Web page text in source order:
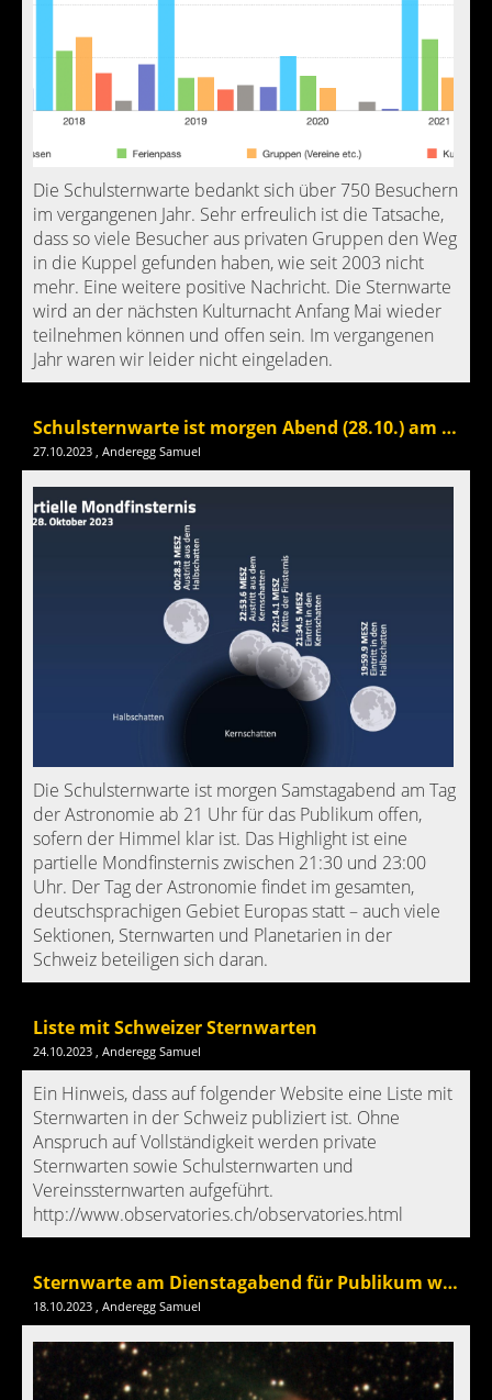
Die Schulsternwarte bedankt sich über 750 Besuchern
im vergangenen Jahr. Sehr erfreulich ist die Tatsache,
dass so viele Besucher aus privaten Gruppen den Weg
in die Kuppel gefunden haben, wie seit 2003 nicht
mehr. Eine weitere positive Nachricht. Die Sternwarte
wird an der nächsten Kulturnacht Anfang Mai wieder
teilnehmen können und offen sein. Im vergangenen
Jahr waren wir leider nicht eingeladen.
Schulsternwarte ist morgen Abend (28.10.) am Tag der Astrononomie geöffnet
27.10.2023 , Anderegg Samuel
Die Schulsternwarte ist morgen Samstagabend am Tag
der Astronomie ab 21 Uhr für das Publikum offen,
sofern der Himmel klar ist. Das Highlight ist eine
partielle Mondfinsternis zwischen 21:30 und 23:00
Uhr. Der Tag der Astronomie findet im gesamten,
deutschsprachigen Gebiet Europas statt – auch viele
Sektionen, Sternwarten und Planetarien in der
Schweiz beteiligen sich daran.
Liste mit Schweizer Sternwarten
24.10.2023 , Anderegg Samuel
Ein Hinweis, dass auf folgender Website eine Liste mit
Sternwarten in der Schweiz publiziert ist. Ohne
Anspruch auf Vollständigkeit werden private
Sternwarten sowie Schulsternwarten und
Vereinssternwarten aufgeführt.
http://www.observatories.ch/observatories.html
Sternwarte am Dienstagabend für Publikum wieder offen
18.10.2023 , Anderegg Samuel